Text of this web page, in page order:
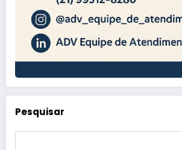
Pesquisar